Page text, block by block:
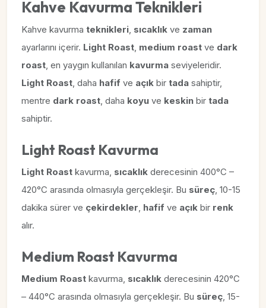
Kahve Kavurma Teknikleri
Kahve kavurma teknikleri, sıcaklık ve zaman
ayarlarını içerir. Light Roast, medium roast ve dark
roast, en yaygın kullanılan kavurma seviyeleridir.
Light Roast, daha hafif ve açık bir tada sahiptir,
mentre dark roast, daha koyu ve keskin bir tada
sahiptir.
Light Roast Kavurma
Light Roast kavurma, sıcaklık derecesinin 400°C –
420°C arasında olmasıyla gerçekleşir. Bu süreç, 10-15
dakika sürer ve çekirdekler, hafif ve açık bir renk
alır.
Medium Roast Kavurma
Medium Roast kavurma, sıcaklık derecesinin 420°C
– 440°C arasında olmasıyla gerçekleşir. Bu süreç, 15-